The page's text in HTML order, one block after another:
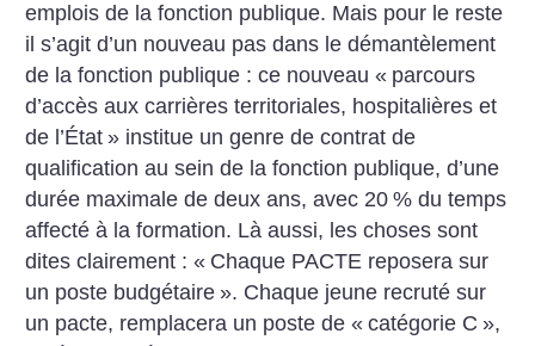
emplois de la fonction publique. Mais pour le reste
il s’agit d’un nouveau pas dans le démantèlement
de la fonction publique : ce nouveau « parcours
d’accès aux carrières territoriales, hospitalières et
de l’État » institue un genre de contrat de
qualification au sein de la fonction publique, d’une
durée maximale de deux ans, avec 20 % du temps
affecté à la formation. Là aussi, les choses sont
dites clairement : « Chaque PACTE reposera sur
un poste budgétaire ». Chaque jeune recruté sur
un pacte, remplacera un poste de « catégorie C »,